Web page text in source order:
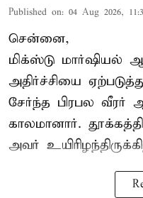
Published on: 04 Aug 2026,
சென்னை,
மிக்ஸ்டு மார்ஷியல்
அதிர்ச்சியை
சேர்ந்த பிரபல
காலமானார்.
அவர்